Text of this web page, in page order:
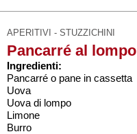
APERITIVI - STUZZICHINI
Pancarré al lompo
Ingredienti:
Pancarré o pane in cassetta
Uova
Uova di lompo
Limone
Burro